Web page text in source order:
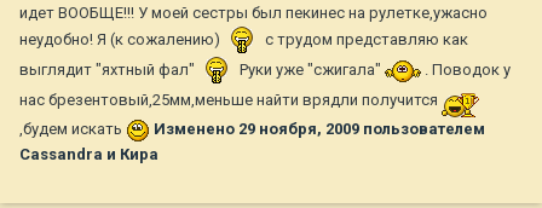
идет ВООБЩЕ!!! У моей сестры был пекинес на рулетке,ужасно
неудобно! Я (к сожалению)
с трудом представляю как
выглядит "яхтный фал"
Руки уже "сжигала"
. Поводок у
нас брезентовый,25мм,меньше найти врядли получится
,будем искать
Изменено 29 ноября, 2009 пользователем
Cassandra и Кира